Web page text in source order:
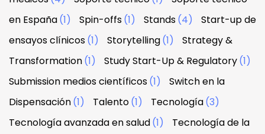
en España(1) Spin-offs(1) Stands(4)
Start-up de
ensayos clínicos(1) Storytelling(1)
Strategy &
Transformation(1) Study Start-Up & Regulatory(1)
Submission medios científicos(1)
Switch en la
Dispensación(1) Talento(1) Tecnología(3)
Tecnología avanzada en salud(1)
Tecnología de la